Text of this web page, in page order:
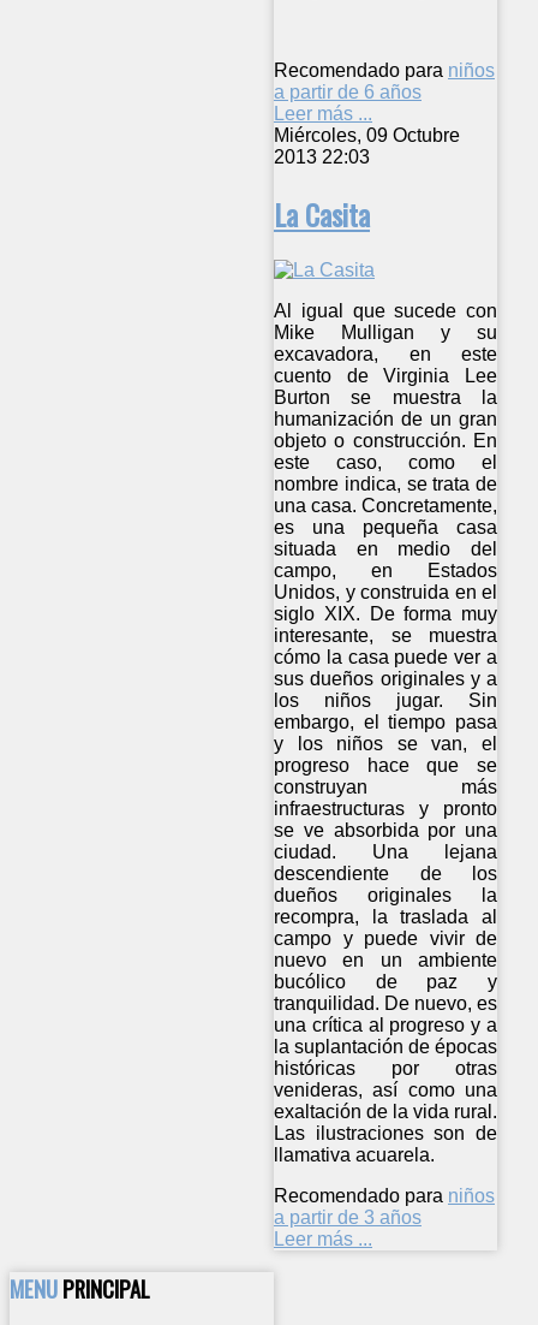
Recomendado para niños
a partir de 6 años
Leer más ...
Miércoles, 09 Octubre
2013 22:03
La Casita
Al igual que sucede con
Mike Mulligan y su
excavadora, en este
cuento de Virginia Lee
Burton se muestra la
humanización de un gran
objeto o construcción. En
este caso, como el
nombre indica, se trata de
una casa. Concretamente,
es una pequeña casa
situada en medio del
campo, en Estados
Unidos, y construida en el
siglo XIX. De forma muy
interesante, se muestra
cómo la casa puede ver a
sus dueños originales y a
los niños jugar. Sin
embargo, el tiempo pasa
y los niños se van, el
progreso hace que se
construyan más
infraestructuras y pronto
se ve absorbida por una
ciudad. Una lejana
descendiente de los
dueños originales la
recompra, la traslada al
campo y puede vivir de
nuevo en un ambiente
bucólico de paz y
tranquilidad. De nuevo, es
una crítica al progreso y a
la suplantación de épocas
históricas por otras
venideras, así como una
exaltación de la vida rural.
Las ilustraciones son de
llamativa acuarela.
Recomendado para niños
a partir de 3 años
Leer más ...
MENUPRINCIPAL